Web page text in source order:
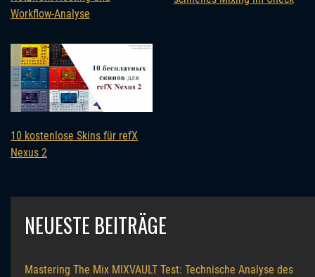
Workflow-Analyse
10 kostenlose Skins für refX
Nexus 2
NEUESTE BEITRÄGE
Mastering The Mix MIXVAULT Test: Technische Analyse des